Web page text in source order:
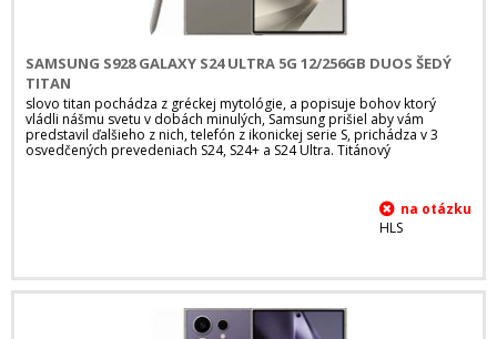
SAMSUNG S928 GALAXY S24 ULTRA 5G 12/256GB DUOS ŠEDÝ
TITAN
slovo titan pochádza z gréckej mytológie, a popisuje bohov ktorý
vládli nášmu svetu v dobách minulých, Samsung prišiel aby vám
predstavil ďalšieho z nich, telefón z ikonickej serie S, prichádza v 3
osvedčených prevedeniach S24, S24+ a S24 Ultra. Titánový
HLS